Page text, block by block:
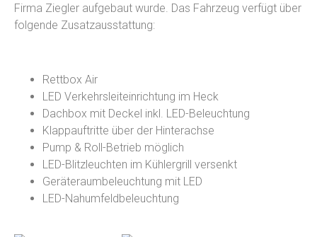
Firma Ziegler aufgebaut wurde. Das Fahrzeug verfügt über
folgende Zusatzausstattung:
Rettbox Air
LED Verkehrsleiteinrichtung im Heck
Dachbox mit Deckel inkl. LED-Beleuchtung
Klappauftritte über der Hinterachse
Pump & Roll-Betrieb möglich
LED-Blitzleuchten im Kühlergrill versenkt
Geräteraumbeleuchtung mit LED
LED-Nahumfeldbeleuchtung